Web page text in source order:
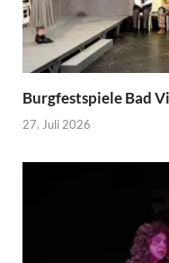
Burgfestspiele Bad
27. Juli 2026